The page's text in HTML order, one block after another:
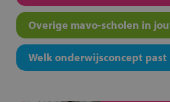
Overige mavo-scholen in
Welk onderwijsconcept past